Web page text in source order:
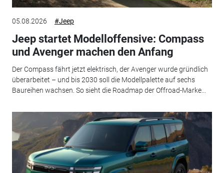
05.08.2026 #Jeep
Jeep startet Modelloffensive: Compass
und Avenger machen den Anfang
Der Compass fährt jetzt elektrisch, der Avenger wurde gründlich
überarbeitet – und bis 2030 soll die Modellpalette auf sechs
Baureihen wachsen. So sieht die Roadmap der Offroad-Marke...